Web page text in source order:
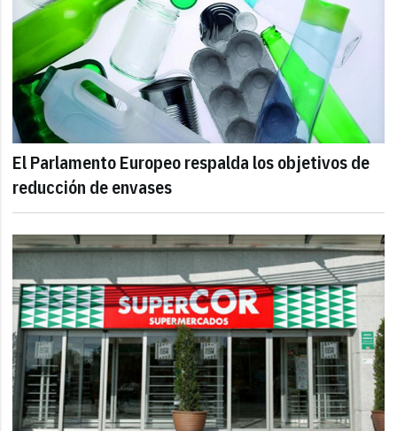
El Parlamento Europeo respalda los objetivos de
reducción de envases